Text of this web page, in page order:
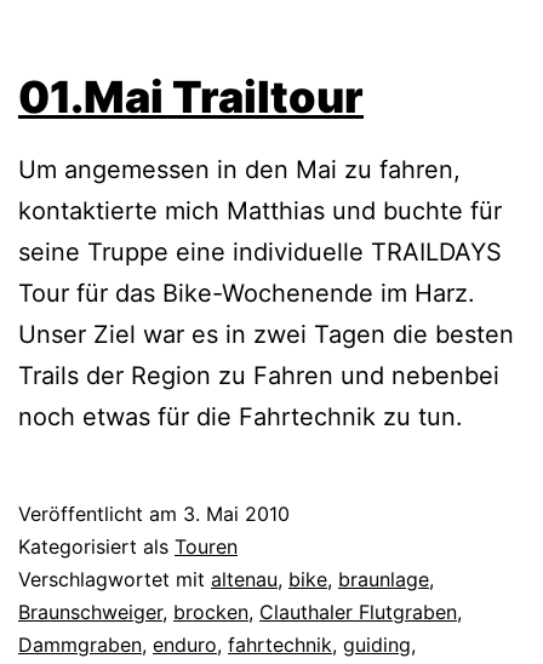
01.Mai Trailtour
Um angemessen in den Mai zu fahren,
kontaktierte mich Matthias und buchte für
seine Truppe eine individuelle TRAILDAYS
Tour für das Bike-Wochenende im Harz.
Unser Ziel war es in zwei Tagen die besten
Trails der Region zu Fahren und nebenbei
noch etwas für die Fahrtechnik zu tun.
Veröffentlicht am 3. Mai 2010
Kategorisiert als Touren
Verschlagwortet mit altenau, bike, braunlage,
Braunschweiger, brocken, Clauthaler Flutgraben,
Dammgraben, enduro, fahrtechnik, guiding,